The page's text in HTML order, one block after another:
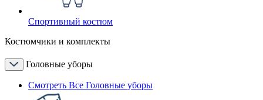
Спортивный костюм
Костюмчики и комплекты
Головные уборы
Смотреть Все Головные уборы